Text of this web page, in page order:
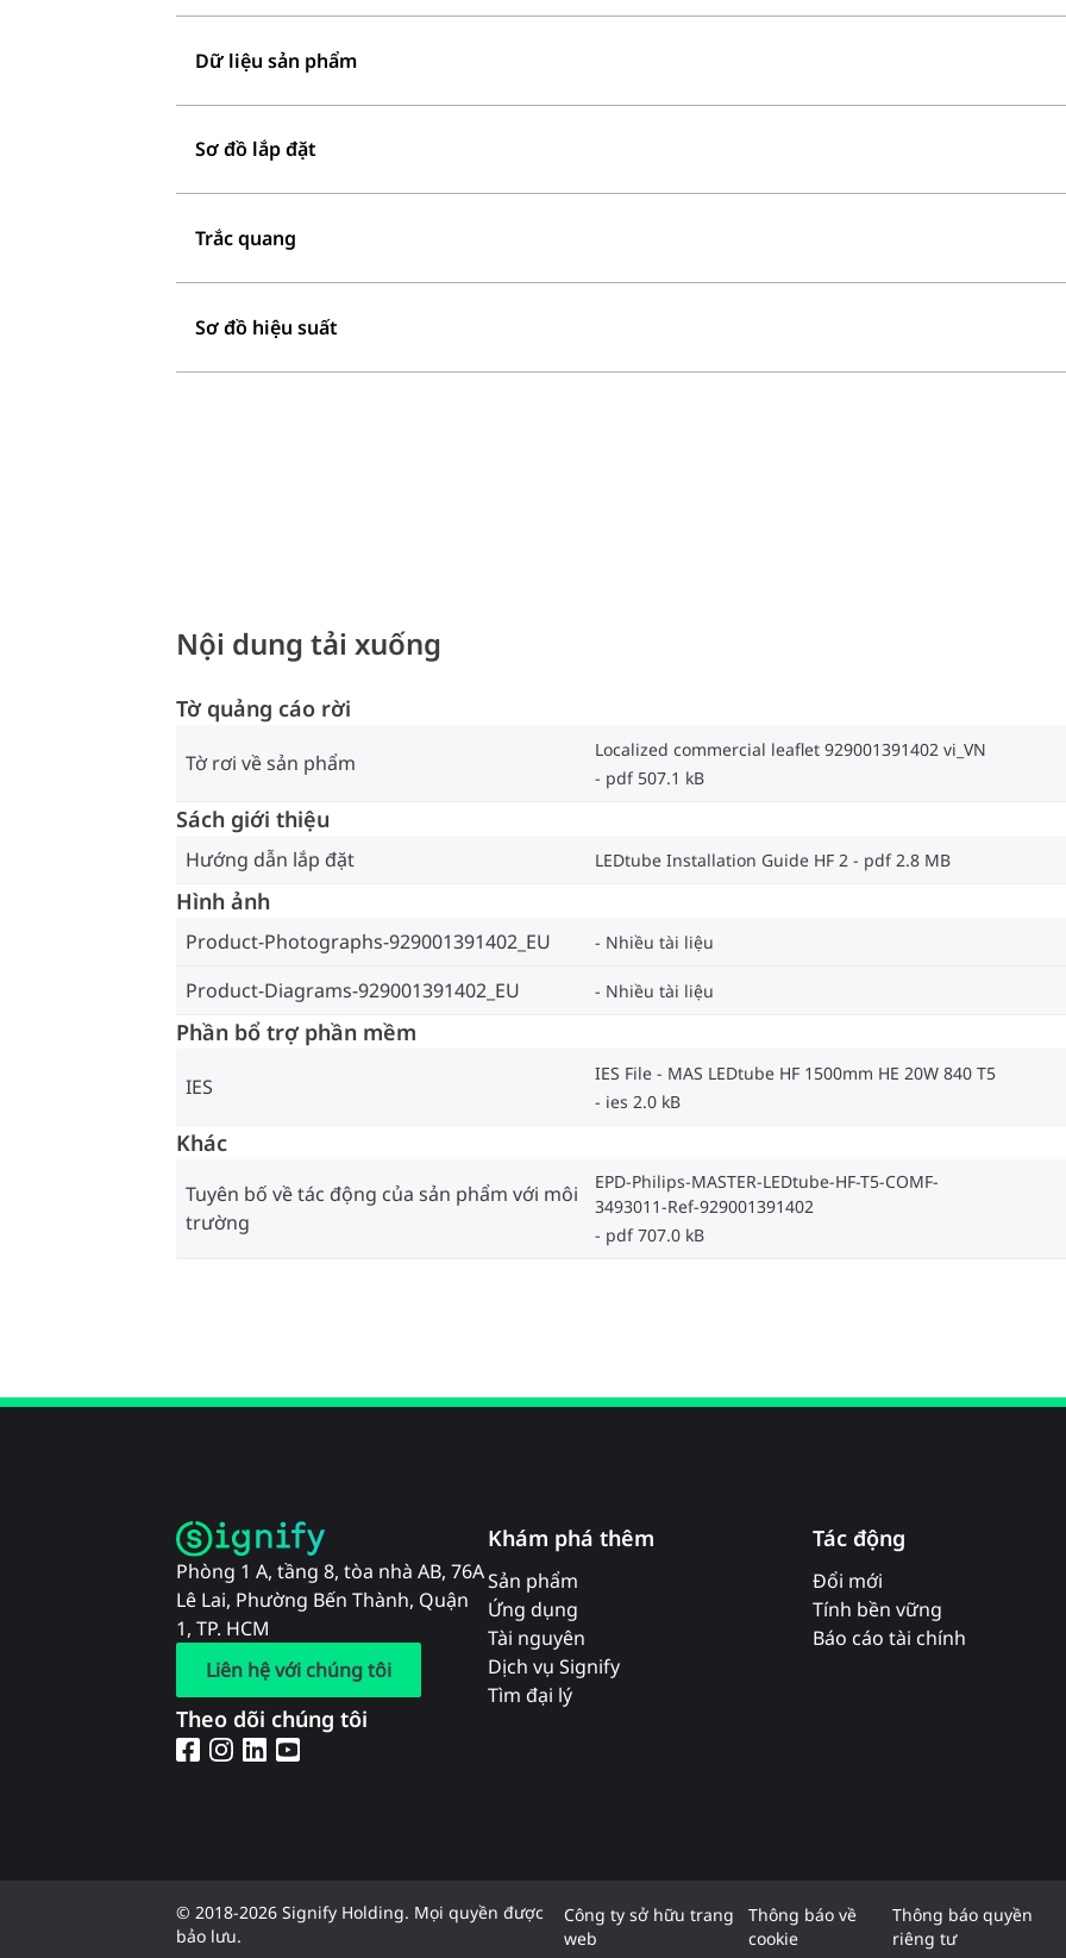
Dữ liệu sản phẩm
Sơ đồ lắp đặt
Trắc quang
Sơ đồ hiệu suất
Nội dung tải xuống
Tờ quảng cáo rời
Tờ rơi về sản phẩm
Localized commercial leaflet 929001391402 vi_VN
pdf 507.1 kB
Sách giới thiệu
Hướng dẫn lắp đặt LEDtube Installation Guide HF 2 pdf 2.8 MB
Hình ảnh
Product-Photographs-929001391402_EU Nhiều tài liệu
Product-Diagrams-929001391402_EU
Nhiều tài liệu
Phần bổ trợ phần mềm
IES
IES File - MAS LEDtube HF 1500mm HE 20W 840 T5
ies 2.0 kB
Khác
Tuyên bố về tác động của sản phẩm với môi
trường
EPD-Philips-MASTER-LEDtube-HF-T5-COMF-
3493011-Ref-929001391402
pdf 707.0 kB
Phòng 1 A, tầng 8, tòa nhà AB, 76A
Lê Lai, Phường Bến Thành, Quận
1, TP. HCM
Liên hệ với chúng tôi
Theo dõi chúng tôi
Khám phá thêm
Sản phẩm
Ứng dụng
Tài nguyên
Dịch vụ Signify
Tìm đại lý
Tác động
Đổi mới
Tính bền vững
Báo cáo tài chính
© 2018-2026 Signify Holding. Mọi quyền được
bảo lưu.
Công ty sở hữu trang
web
Thông báo về
cookie
Thông báo quyền
riêng tư